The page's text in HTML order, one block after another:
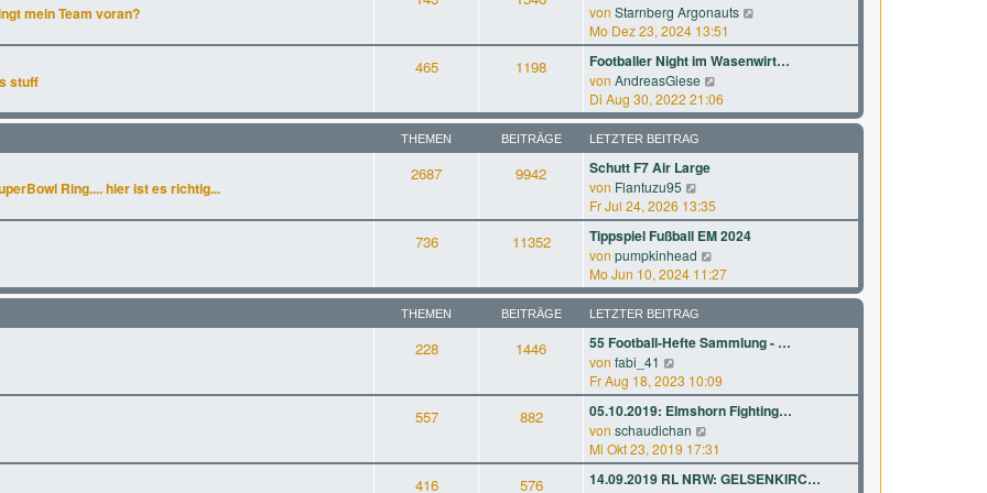
a
g B
e
i
t
r
a
g
s
t
e
B
e
i
t
r
a
g
mein Team voran? von Starnberg Argonauts
u
e
e
t
Mo Dez 23, 2024 13:51
stuff
465 1198 Footballer Night im Wasenwirt…
von AndreasGiese
e
u
s
B
e
i
t
r
g
Di Aug 30, 2022 21:06
THEMEN BEITRÄGE LETZTER BEITRAG
Ring.... hier ist es richtig...
2687 9942 Schutt F7 Air Large
von Flantuzu95
e
u
e
s
t
e
r
B
e
i
t
r
a
g
Fr Jul 24, 2026 13:35
736 11352 Tippspiel Fußball EM 2024
von pumpkinhead
e
u
s
t
r
e
i
t
r
Mo Jun 10, 2024 11:27
THEMEN BEITRÄGE LETZTER BEITRAG
228 1446 55 Football-Hefte Sammlung - …
von fabi_41
e
u
e
s
t
e
Fr Aug 18, 2023 10:09
557 882 05.10.2019: Elmshorn Fighting…
von schaudichan
e
u
e
Mi Okt 23, 2019 17:31
416 576 14.09.2019 RL NRW: GELSENKIRC…